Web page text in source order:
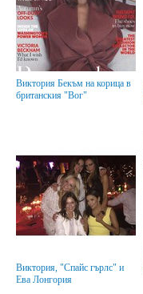
Виктория Бекъм на корица в
британския "Вог"
Виктория, "Спайс гърлс" и
Ева Лонгория